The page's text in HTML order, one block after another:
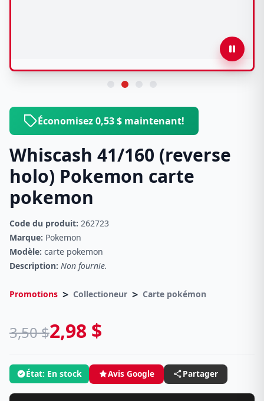
Économisez 0,53 $ maintenant!
Whiscash 41/160 (reverse
holo) Pokemon carte
pokemon
Code du produit: 262723
Marque: Pokemon
Modèle: carte pokemon
Description: Non fournie.
Promotions > Collectioneur > Carte pokémon
3,50 $2,98 $
État: En stock Avis Google Partager